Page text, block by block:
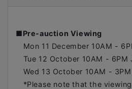
■Pre-auction Viewing
Mon 11 December 10AM -
Tue 12 October 10AM - 6PM
Wed 13 October 10AM - 3PM
*Please note that the